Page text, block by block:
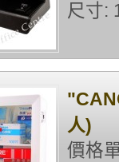
尺寸:
人)
價格